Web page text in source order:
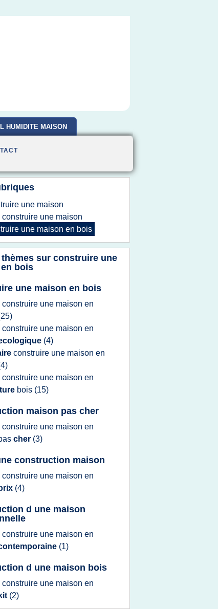
L HUMIDITE MAISON
une maison
construire une maison
une maison en bois
sur construire une
bois
une maison en bois
construire une maison en
construire une maison en
(4)
construire une maison en
construire une maison en
bois (15)
maison pas cher
construire une maison en
cher (3)
construction maison
construire une maison en
(4)
d une maison
construire une maison en
(1)
d une maison bois
construire une maison en
kit (2)